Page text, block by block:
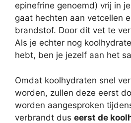
epinefrine genoemd) vrij in
gaat hechten aan vetcellen
brandstof. Door dit vet te
Als je echter nog
hebt, ben je jezelf aan het
Omdat koolhydraten snel
worden, zullen deze eerst
worden aangesproken
verbrandt dus eerst de